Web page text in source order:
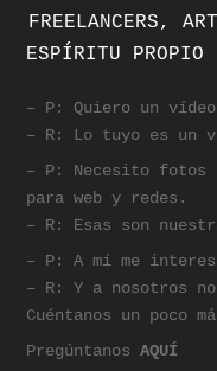
FREELANCERS,
ESPÍRITU PROPIO
– P: Quiero un
– R: Lo tuyo es un
– P: Necesito fotos
para web y redes.
– R: Esas son
– P: A mí me
– R: Y a nosotros
Cuéntanos un poco
PregúntanosAQUÍ